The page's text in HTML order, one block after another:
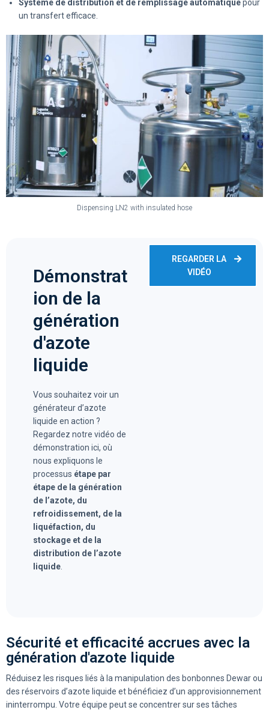
Système de distribution et de remplissage automatiquepour
un transfert efficace.
Dispensing LN2 with insulated hose
Démonstrat
ion de la
génération
d'azote
liquide
Vous souhaitez voir un
générateur d’azote
liquide en action ?
Regardez notre vidéo de
démonstration ici, où
nous expliquons le
processus étape par
étape de la génération
de l’azote, du
refroidissement, de la
liquéfaction, du
stockage et de la
distribution de l’azote
liquide
REGARDER LA
VIDÉO
Sécurité et efficacité accrues avec la
génération d'azote liquide
Réduisez les risques liés à la manipulation des bonbonnes Dewar ou
des réservoirs d’azote liquide et bénéficiez d’un approvisionnement
ininterrompu. Votre équipe peut se concentrer sur ses tâches